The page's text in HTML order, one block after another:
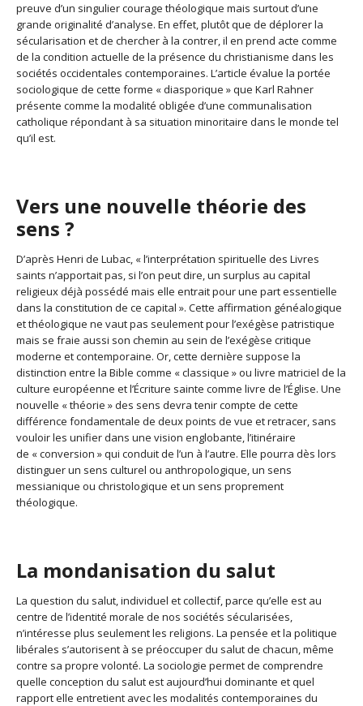
preuve d’un singulier courage théologique mais surtout d’une
grande originalité d’analyse. En effet, plutôt que de déplorer la
sécularisation et de chercher à la contrer, il en prend acte comme
de la condition actuelle de la présence du christianisme dans les
sociétés occidentales contemporaines. L’article évalue la portée
sociologique de cette forme « diasporique » que Karl Rahner
présente comme la modalité obligée d’une communalisation
catholique répondant à sa situation minoritaire dans le monde tel
qu’il est.
Vers une nouvelle théorie des
sens ?
D’après Henri de Lubac, « l’interprétation spirituelle des Livres
saints n’apportait pas, si l’on peut dire, un surplus au capital
religieux déjà possédé mais elle entrait pour une part essentielle
dans la constitution de ce capital ». Cette affirmation généalogique
et théologique ne vaut pas seulement pour l’exégèse patristique
mais se fraie aussi son chemin au sein de l’exégèse critique
moderne et contemporaine. Or, cette dernière suppose la
distinction entre la Bible comme « classique » ou livre matriciel de la
culture européenne et l’Écriture sainte comme livre de l’Église. Une
nouvelle « théorie » des sens devra tenir compte de cette
différence fondamentale de deux points de vue et retracer, sans
vouloir les unifier dans une vision englobante, l’itinéraire
de « conversion » qui conduit de l’un à l’autre. Elle pourra dès lors
distinguer un sens culturel ou anthropologique, un sens
messianique ou christologique et un sens proprement
théologique.
La mondanisation du salut
La question du salut, individuel et collectif, parce qu’elle est au
centre de l’identité morale de nos sociétés sécularisées,
n’intéresse plus seulement les religions. La pensée et la politique
libérales s’autorisent à se préoccuper du salut de chacun, même
contre sa propre volonté. La sociologie permet de comprendre
quelle conception du salut est aujourd’hui dominante et quel
rapport elle entretient avec les modalités contemporaines du